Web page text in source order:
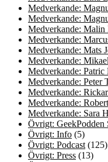
Medverkande:
Medverkande:
Medverkande:
Medverkande:
Medverkande: Mats
Medverkande:
Medverkande: Patric
Medverkande: Peter
Medverkande:
Medverkande:
Medverkande: Sara
Övrigt: GeekPodden
Övrigt: Info (5)
Övrigt: Podcast (125)
Övrigt: Press (13)